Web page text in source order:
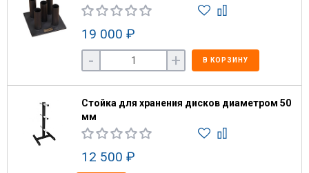
19 000 ₽
- + В КОРЗИНУ
Стойка для хранения дисков диаметром 50
мм
12 500 ₽